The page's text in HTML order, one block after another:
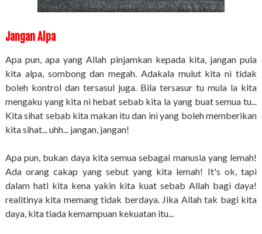
Jangan Alpa
Apa pun, apa yang Allah pinjamkan kepada kita, jangan pula
kita alpa, sombong dan megah. Adakala mulut kita ni tidak
boleh kontrol dan tersasul juga. Bila tersasur tu mula la kita
mengaku yang kita ni hebat sebab kita la yang buat semua tu...
Kita sihat sebab kita makan itu dan ini yang boleh memberikan
kita sihat... uhh... jangan, jangan!
Apa pun, bukan daya kita semua sebagai manusia yang lemah!
Ada orang cakap yang sebut yang kita lemah! It's ok, tapi
dalam hati kita kena yakin kita kuat sebab Allah bagi daya!
realitinya kita memang tidak berdaya. Jika Allah tak bagi kita
daya, kita tiada kemampuan kekuatan itu...